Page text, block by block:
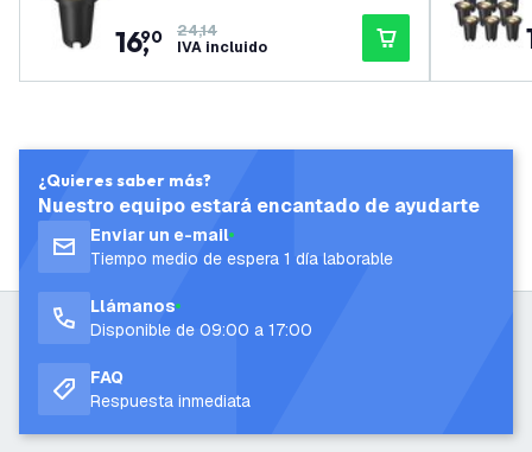
ondo - IP67 - GU10 - Negro - Cable
de 1M - Orientable
16,
90
24,14
IVA incluido
¿Quieres saber más?
Nuestro equipo estará encantado de ayudarte
Enviar un e-mail
Tiempo medio de espera 1 día laborable
Llámanos
Disponible de 09:00 a 17:00
FAQ
Respuesta inmediata